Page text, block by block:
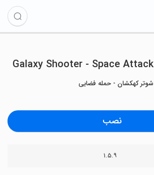
Galaxy Shooter - Space Attack
شوتر کهکشان - حمله فضایی
نصب
۱.۵.۹